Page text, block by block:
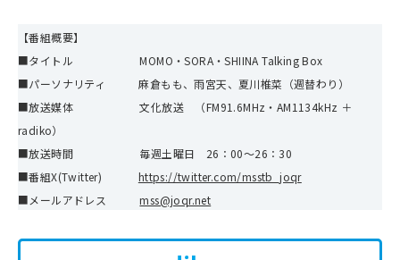
【番組概要】
■タイトル MOMO・SORA・SHIINA Talking Box
■パーソナリティ 麻倉もも、雨宮天、夏川椎菜（週替わり）
■放送媒体 文化放送 （FM91.6MHz・AM1134kHz ＋
radiko）
■放送時間 毎週土曜日 26：00～26：30
■番組X(Twitter) https://twitter.com/msstb_joqr
■メールアドレスmss@joqr.net